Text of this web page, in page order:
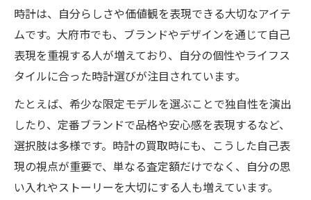
時計は、自分らしさや価値観を表現できる大切なアイテ
ムです。大府市でも、ブランドやデザインを通じて自己
表現を重視する人が増えており、自分の個性やライフス
タイルに合った時計選びが注目されています。
たとえば、希少な限定モデルを選ぶことで独自性を演出
したり、定番ブランドで品格や安心感を表現するなど、
選択肢は多様です。時計の買取時にも、こうした自己表
現の視点が重要で、単なる査定額だけでなく、自分の思
い入れやストーリーを大切にする人も増えています。